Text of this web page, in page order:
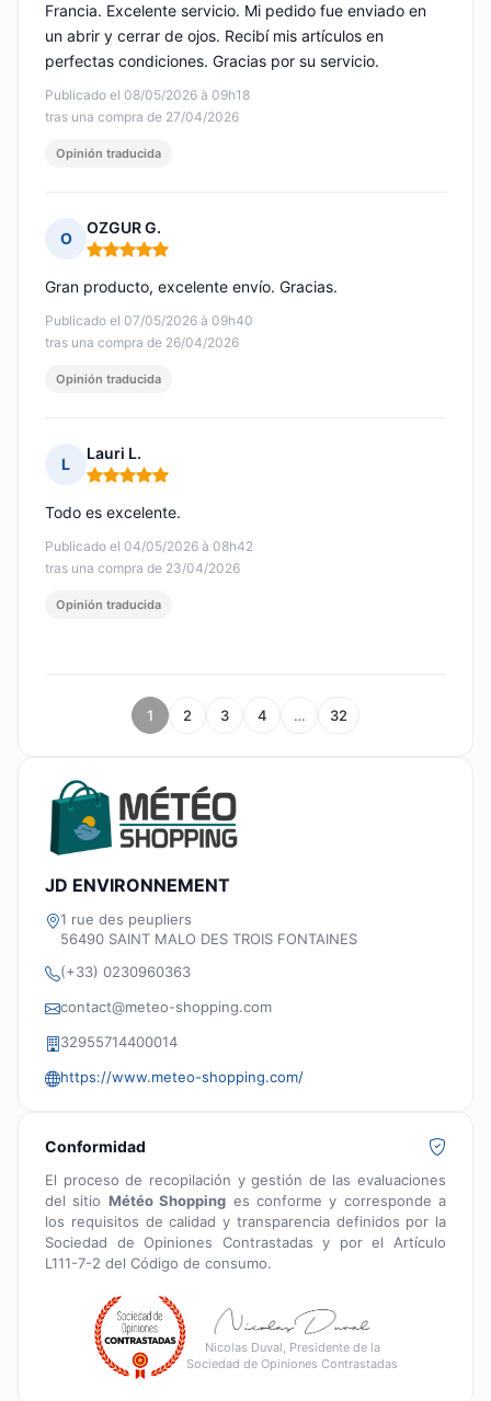
Publicado el 08/05/2026 à 09h18
tras una compra de 27/04/2026
Francia. Excelente servicio. Mi pedido fue enviado en
un abrir y cerrar de ojos. Recibí mis artículos en
perfectas condiciones. Gracias por su servicio.
Opinión traducida
O
OZGUR G.
Nota: 5 de 5
Publicado el 07/05/2026 à 09h40
tras una compra de 26/04/2026
Gran producto, excelente envío. Gracias.
Opinión traducida
L
Lauri L.
Nota: 5 de 5
Publicado el 04/05/2026 à 08h42
tras una compra de 23/04/2026
Todo es excelente.
Opinión traducida
1 2 3 4 … 32
JD ENVIRONNEMENT
1 rue des peupliers
56490 SAINT MALO DES TROIS FONTAINES
(+33) 0230960363
contact@meteo-shopping.com
32955714400014
https://www.meteo-shopping.com/
Conformidad
El proceso de recopilación y gestión de las evaluaciones
del sitio Météo Shopping es conforme y corresponde a
los requisitos de calidad y transparencia definidos por la
Sociedad de Opiniones Contrastadas y por el Artículo
L111-7-2 del Código de consumo.
Nicolas Duval, Presidente de la
Sociedad de Opiniones Contrastadas